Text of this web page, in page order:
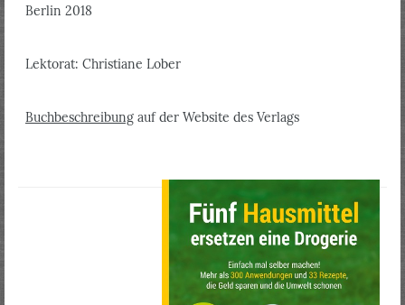
Berlin 2018
Lektorat: Christiane Lober
Buchbeschreibung auf der Website des Verlags